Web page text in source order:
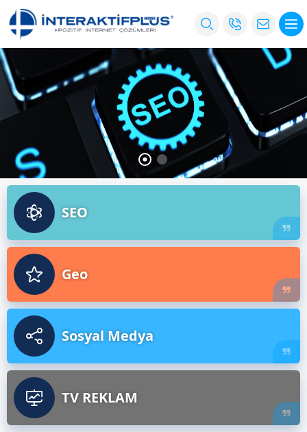
SEO
Geo
Sosyal Medya
TV REKLAM